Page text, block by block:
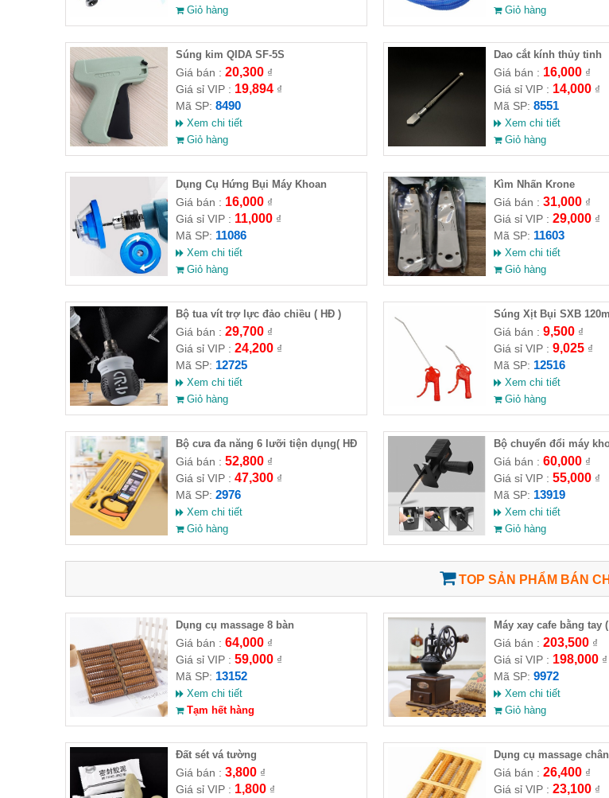
Giỏ hàng
Giỏ hàng
Súng kim QIDA SF-5S
Giá bán : 20,300₫
Giá sỉ VIP : 19,894₫
Mã SP: 8490
Xem chi tiết
Giỏ hàng
Dao cắt kính thủy tinh
Giá bán : 16,000₫
Giá sỉ VIP : 14,000₫
Mã SP: 8551
Xem chi tiết
Giỏ hàng
Dụng Cụ Hứng Bụi Máy Khoan
Giá bán : 16,000₫
Giá sỉ VIP : 11,000₫
Mã SP: 11086
Xem chi tiết
Giỏ hàng
Kìm Nhấn Krone
Giá bán : 31,000₫
Giá sỉ VIP : 29,000₫
Mã SP: 11603
Xem chi tiết
Giỏ hàng
Bộ tua vít trợ lực đảo chiều ( HĐ )
Giá bán : 29,700₫
Giá sỉ VIP : 24,200₫
Mã SP: 12725
Xem chi tiết
Giỏ hàng
Súng Xịt Bụi SXB
Giá bán : 9,500₫
Giá sỉ VIP : 9,025₫
Mã SP: 12516
Xem chi tiết
Giỏ hàng
Bộ cưa đa năng 6 lưỡi tiện dụng( HĐ
)Giá bán : 52,800₫
Giá sỉ VIP : 47,300₫
Mã SP: 2976
Xem chi tiết
Giỏ hàng
Bộ chuyển đổi máy
cưa (loại có thương
Giá bán : 60,000₫
Giá sỉ VIP : 55,000₫
Mã SP: 13919
Xem chi tiết
Giỏ hàng
TOP SẢN PHẨM BÁN
Dụng cụ massage 8 bàn
Giá bán : 64,000₫
Giá sỉ VIP : 59,000₫
Mã SP: 13152
Xem chi tiết
Tạm hết hàng
Máy xay cafe bằng tay
Giá bán : 203,500₫
Giá sỉ VIP : 198,000₫
Mã SP: 9972
Xem chi tiết
Giỏ hàng
Đất sét vá tường
Giá bán : 3,800₫
Giá sỉ VIP : 1,800₫
Dụng cụ massage
Giá bán : 26,400₫
Giá sỉ VIP : 23,100₫